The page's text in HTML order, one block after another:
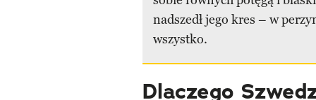
nadszedł jego kres – w
wszystko.
Dlaczego